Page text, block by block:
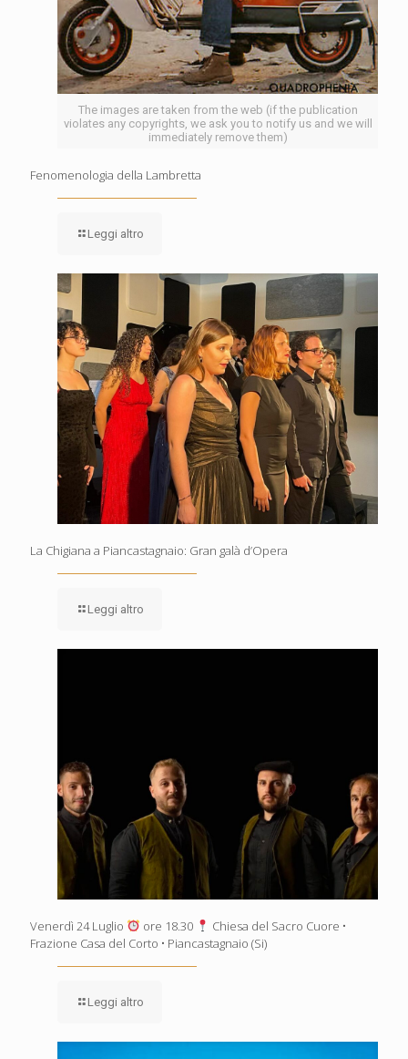
The images are taken from the web (if the publication
violates any copyrights, we ask you to notify us and we will
immediately remove them)
Fenomenologia della Lambretta
Leggi altro
La Chigiana a Piancastagnaio: Gran galà d’Opera
Leggi altro
Venerdì 24 Luglio ore 18.30
Chiesa del Sacro Cuore •
Frazione Casa del Corto • Piancastagnaio (Si)
Leggi altro